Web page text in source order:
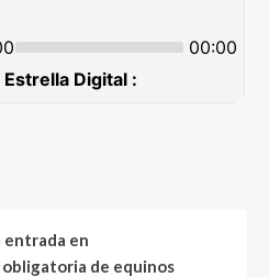
entrada en
de equinos